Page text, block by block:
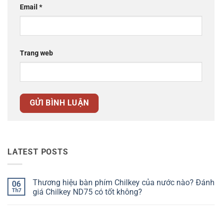
Email *
Trang web
LATEST POSTS
06
Th7
Thương hiệu bàn phím Chilkey của nước nào? Đánh
giá Chilkey ND75 có tốt không?